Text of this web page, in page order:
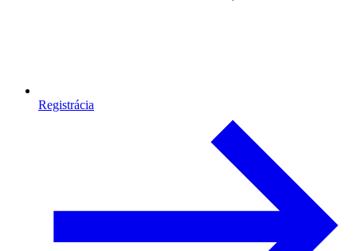
Registrácia